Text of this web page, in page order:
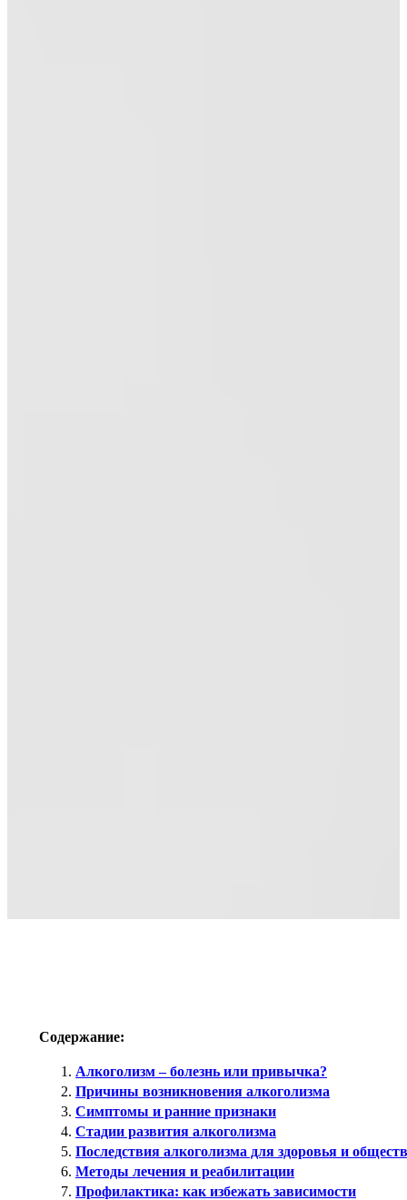
Содержание:
Алкоголизм – болезнь или привычка?
Причины возникновения алкоголизма
Симптомы и ранние признаки
Стадии развития алкоголизма
Последствия алкоголизма для здоровья и
Методы лечения и реабилитации
Профилактика: как избежать зависимости